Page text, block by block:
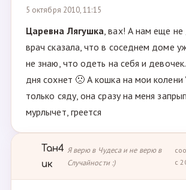
5 октября 2010, 11:15
Царевна Лягушка, вах! А нам еще
врач сказала, что в соседнем доме
не знаю, что одеть на себя и
дня сохнет 🙁 А кошка на мои колени
только сяду, она сразу на меня
мурлычет, греется
Тан4
ик
Я верю в Чудеса и не верю в
Случайности :)
с